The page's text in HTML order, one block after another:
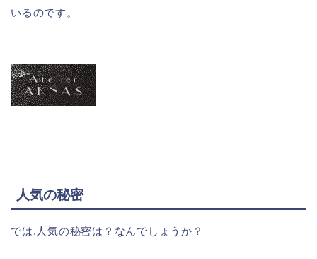
いるのです。
人気の秘密
では,人気の秘密は？なんでしょうか？